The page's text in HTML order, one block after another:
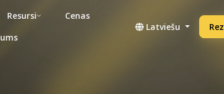
Resursi
Cenas
Latviešu